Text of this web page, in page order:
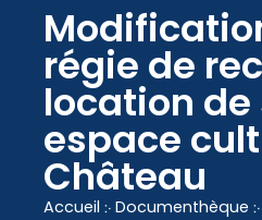
principal
régie de
location de
espace
Château
Accueil ჻ Documenthèque ჻